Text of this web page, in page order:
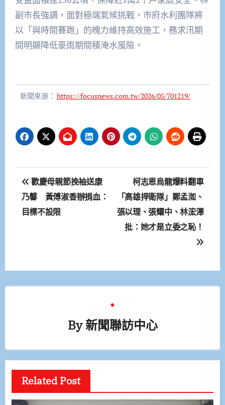
副市長強調，面對極端氣候挑戰，市府水利團隊將
以「與時間賽跑」的魄力維持高效施工，務求汛期
間明顯降低豪雨期間積淹水風險。
新聞來源： https://focusnews.com.tw/2026/05/701219/
文
章
導
歡慶母親節挽袖送康
乃馨 黃傅淑香辦捐血：
目標不設限
柯志恩烏龍爆料翻車
「高雄捍衛隊」鄭孟洳、
張以理、張耀中、林浤澤
批：她才是立委之恥！
By新聞聯訪中心
Related Post